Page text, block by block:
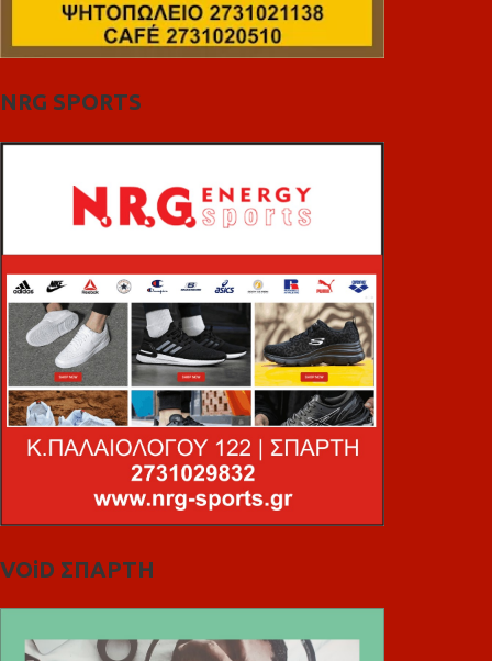
NRG SPORTS
VOiD ΣΠΑΡΤΗ